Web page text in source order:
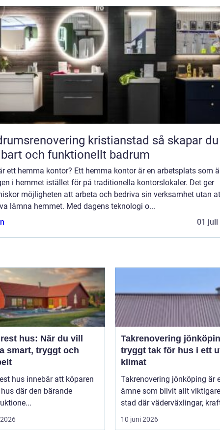
kristianstad så skapar du ett
och funktionellt badrum
ett hemma kontor? Ett hemma kontor är en arbetsplats som
i hemmet istället för på traditionella kontorslokaler. Det ger
möjligheten att arbeta och bedriva sin verksamhet utan
lämna hemmet. Med dagens teknologi o...
01 juli
hus: När du vill
smart, tryggt och
hus innebär att köparen
där den bärande
Takrenovering
tryggt tak för hus i ett
klimat
Takrenovering jönköping är
ämne som blivit allt
stad där väderväxlingar,
10 juni 2026